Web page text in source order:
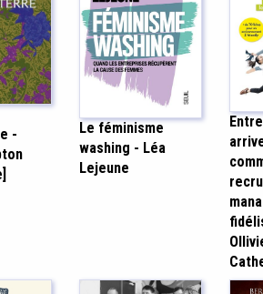
-
Le féminisme
washing - Léa
Lejeune